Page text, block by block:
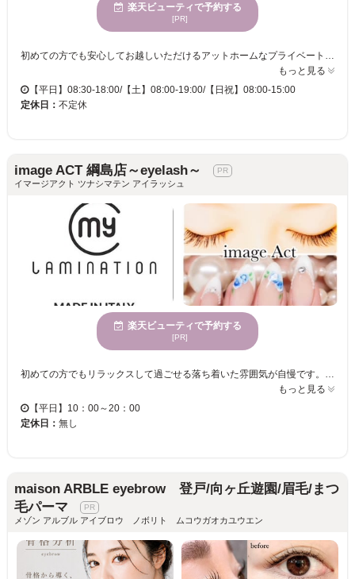
楽天ビューティで予約する
[PR]
もっと見る
【平日】08:30-18:00/【土】08:00-19:00/【日祝】08:00-15:00
定休日： 不定休
image ACT 綱島店～eyelash～
イマージアクト ツナシマテン アイラッシュ
楽天ビューティで予約する
[PR]
もっと見る
【平日】10：00～20：00
定休日： 無し
maison ARBLE eyebrow 登戸/向ヶ丘遊園/眉毛/まつ
毛パーマ
メゾン アルブル アイブロウ ノボリト ムコウガオカユウエン